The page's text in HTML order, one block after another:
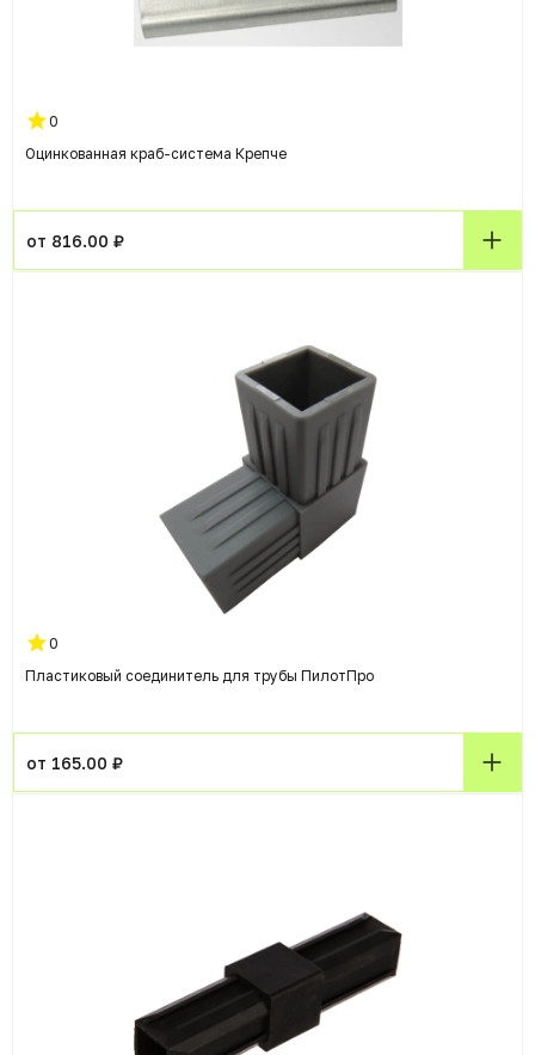
0
Оцинкованная краб-система Крепче
от 816.00 ₽
0
Пластиковый соединитель для трубы ПилотПро
от 165.00 ₽